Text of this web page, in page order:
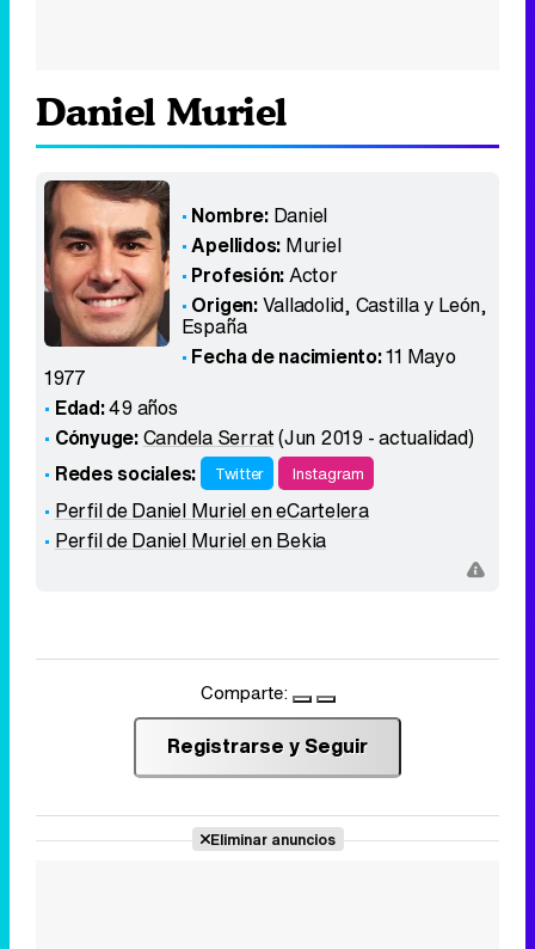
Daniel Muriel
Nombre: Daniel
Apellidos: Muriel
Profesión:Actor
Origen:Valladolid, Castilla y León,
España
Fecha de nacimiento:11 Mayo
1977
Edad:49 años
Cónyuge:Candela Serrat(Jun 2019 - actualidad)
Redes sociales:
Twitter Instagram
Perfil de Daniel Muriel en eCartelera
Perfil de Daniel Muriel en Bekia
Comparte:
Registrarse y Seguir
Eliminar anuncios